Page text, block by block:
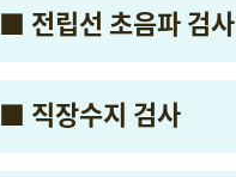
■ 전립선 초음파 검사
■ 직장수지 검사